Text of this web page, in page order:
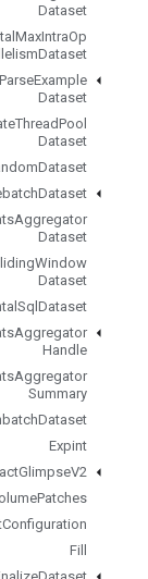
Dataset
MaxIntraOp
Dataset
ParseExample
Dataset
ThreadPool
Dataset
Dataset
Dataset
Aggregator
Dataset
Window
Dataset
Sql Dataset
Aggregator
Handle
Aggregator
Summary
Dataset
Expint
GlimpseV2
Patches
Configuration
Fill